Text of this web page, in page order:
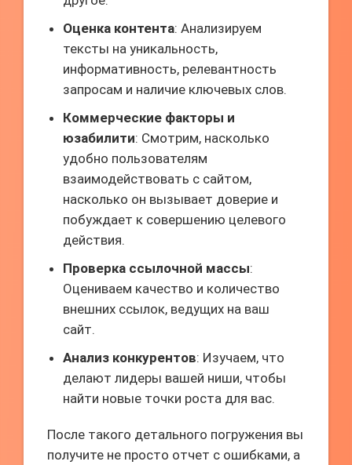
Оценка контента: Анализируем
тексты на уникальность,
информативность, релевантность
запросам и наличие ключевых слов.
Коммерческие факторы и
юзабилити: Смотрим, насколько
удобно пользователям
взаимодействовать с сайтом,
насколько он вызывает доверие и
побуждает к совершению целевого
действия.
Проверка ссылочной массы:
Оцениваем качество и количество
внешних ссылок, ведущих на ваш
сайт.
Анализ конкурентов: Изучаем, что
делают лидеры вашей ниши, чтобы
найти новые точки роста для вас.
После такого детального погружения вы
получите не просто отчет с ошибками, а